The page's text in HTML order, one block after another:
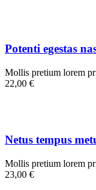
Potenti egestas
Mollis pretium lorem
22,00 €
Netus tempus
Mollis pretium lorem
23,00 €